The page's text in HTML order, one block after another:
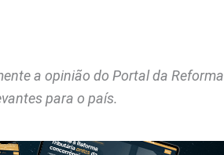
a opinião do Portal da Reforma
para o país.